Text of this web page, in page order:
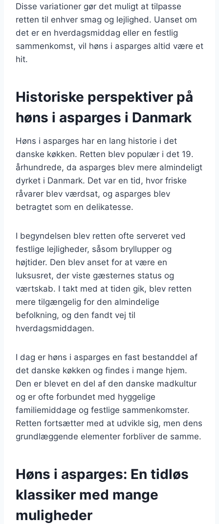
Disse variationer gør det muligt at tilpasse
retten til enhver smag og lejlighed. Uanset om
det er en hverdagsmiddag eller en festlig
sammenkomst, vil høns i asparges altid være et
hit.
Historiske perspektiver på
høns i asparges i Danmark
Høns i asparges har en lang historie i det
danske køkken. Retten blev populær i det 19.
århundrede, da asparges blev mere almindeligt
dyrket i Danmark. Det var en tid, hvor friske
råvarer blev værdsat, og asparges blev
betragtet som en delikatesse.
I begyndelsen blev retten ofte serveret ved
festlige lejligheder, såsom bryllupper og
højtider. Den blev anset for at være en
luksusret, der viste gæsternes status og
værtskab. I takt med at tiden gik, blev retten
mere tilgængelig for den almindelige
befolkning, og den fandt vej til
hverdagsmiddagen.
I dag er høns i asparges en fast bestanddel af
det danske køkken og findes i mange hjem.
Den er blevet en del af den danske madkultur
og er ofte forbundet med hyggelige
familiemiddage og festlige sammenkomster.
Retten fortsætter med at udvikle sig, men dens
grundlæggende elementer forbliver de samme.
Høns i asparges: En tidløs
klassiker med mange
muligheder